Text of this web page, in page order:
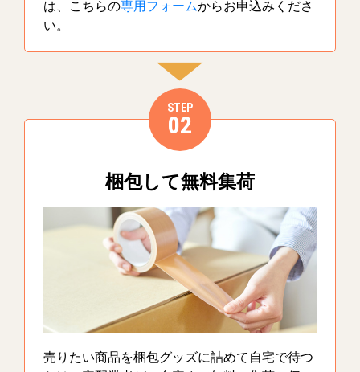
は、こちらの専用フォームからお申込みくださ
い。
STEP
02
梱包して無料集荷
売りたい商品を梱包グッズに詰めて自宅で待つ